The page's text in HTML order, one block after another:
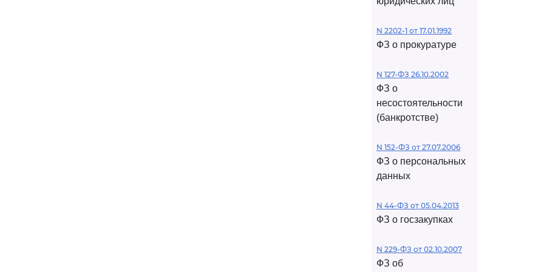
N 2202-1 от 17.01.1992
ФЗ о прокуратуре
N 127-ФЗ 26.10.2002
ФЗ о
несостоятельности
(банкротстве)
N 152-ФЗ от 27.07.2006
ФЗ о персональных
данных
N 44-ФЗ от 05.04.2013
ФЗ о госзакупках
N 229-ФЗ от 02.10.2007
ФЗ об